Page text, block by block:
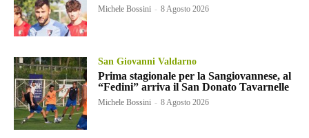
Michele Bossini - 8 Agosto 2026
San Giovanni Valdarno
Prima stagionale per la Sangiovannese, al
“Fedini” arriva il San Donato Tavarnelle
Michele Bossini - 8 Agosto 2026